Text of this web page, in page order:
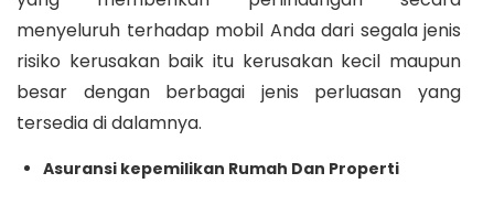
menyeluruh terhadap mobil Anda dari segala jenis
risiko kerusakan baik itu kerusakan kecil maupun
besar dengan berbagai jenis perluasan yang
tersedia di dalamnya.
Asuransi kepemilikan Rumah Dan Properti